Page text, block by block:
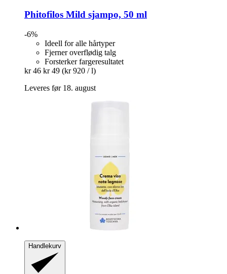
Phitofilos Mild sjampo, 50 ml
-6%
Ideell for alle hårtyper
Fjerner overflødig talg
Forsterker fargeresultatet
kr 46 kr 49 (kr 920 / l)
Leveres før 18. august
Handlekurv